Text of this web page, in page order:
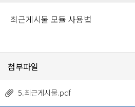
최근게시물 모듈 사용법
첨부파일
5.최근게시물.pdf